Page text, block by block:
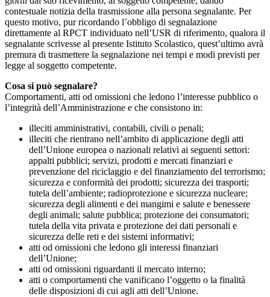
contestuale notizia della trasmissione alla persona segnalante. Per
questo motivo, pur ricordando l’obbligo di segnalazione
direttamente al RPCT individuato nell’USR di riferimento, qualora il
segnalante scrivesse al presente Istituto Scolastico, quest’ultimo avrà
premura di trasmettere la segnalazione nei tempi e modi previsti per
legge al soggetto competente.
Cosa si può segnalare?
Comportamenti, atti od omissioni che ledono l’interesse pubblico o
l’integrità dell’Amministrazione e che consistono in:
illeciti amministrativi, contabili, civili o penali;
illeciti che rientrano nell’ambito di applicazione degli atti
dell’Unione europea o nazionali relativi ai seguenti settori:
appalti pubblici; servizi, prodotti e mercati finanziari e
prevenzione del riciclaggio e del finanziamento del terrorismo;
sicurezza e conformità dei prodotti; sicurezza dei trasporti;
tutela dell’ambiente; radioprotezione e sicurezza nucleare;
sicurezza degli alimenti e dei mangimi e salute e benessere
degli animali; salute pubblica; protezione dei consumatori;
tutela della vita privata e protezione dei dati personali e
sicurezza delle reti e dei sistemi informativi;
atti od omissioni che ledono gli interessi finanziari
dell’Unione;
atti od omissioni riguardanti il mercato interno;
atti o comportamenti che vanificano l’oggetto o la finalità
delle disposizioni di cui agli atti dell’Unione.